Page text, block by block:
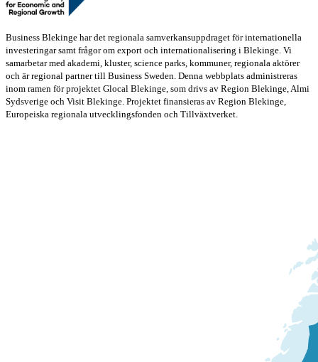
Business Blekinge har det regionala samverkansuppdraget för internationella
investeringar samt frågor om export och internationalisering i Blekinge. Vi
samarbetar med akademi, kluster, science parks, kommuner, regionala aktörer
och är regional partner till Business Sweden. Denna webbplats administreras
inom ramen för projektet Glocal Blekinge, som drivs av Region Blekinge, Almi
Sydsverige och Visit Blekinge. Projektet finansieras av Region Blekinge,
Europeiska regionala utvecklingsfonden och Tillväxtverket.